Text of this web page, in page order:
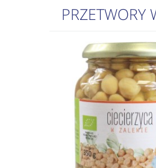
PRZETWORY